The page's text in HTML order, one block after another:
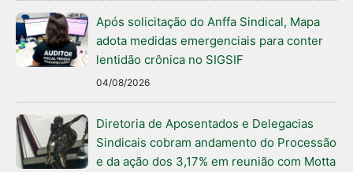
Após solicitação do Anffa Sindical, Mapa
adota medidas emergenciais para conter
lentidão crônica no SIGSIF
04/08/2026
Diretoria de Aposentados e Delegacias
Sindicais cobram andamento do Processão
e da ação dos 3,17% em reunião com Motta